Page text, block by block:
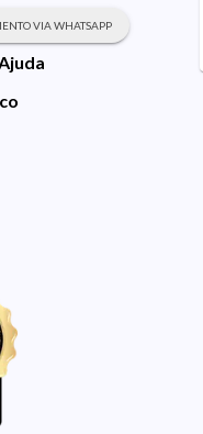
VIA WHATSAPP